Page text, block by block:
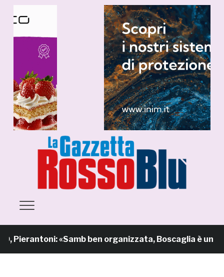
«Samb ben organizzata, Boscaglia è un